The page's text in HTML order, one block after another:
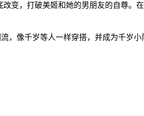
变，打破美姬和她的男朋友的自尊。
像千岁等人一样穿搭，并成为千岁小